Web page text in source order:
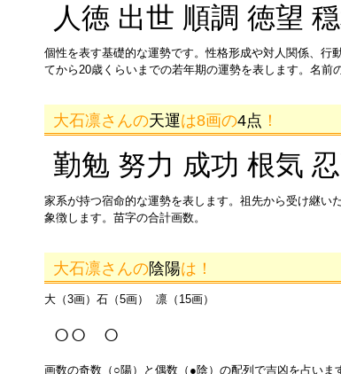
人徳 出世 順調 徳望
個性を表す基礎的な運勢です。性格形成や対人関係、行
てから20歳くらいまでの若年期の運勢を表します。名前
大石凛さんの天運は8画の4点 ！
勤勉 努力 成功 根気
家系が持つ宿命的な運勢を表します。祖先から受け継い
象徴します。苗字の合計画数。
大石凛さんの陰陽は！
大（3画）石（5画） 凛（15画）
○○ ○
画数の奇数（○陽）と偶数（●陰）の配列で吉凶を占い